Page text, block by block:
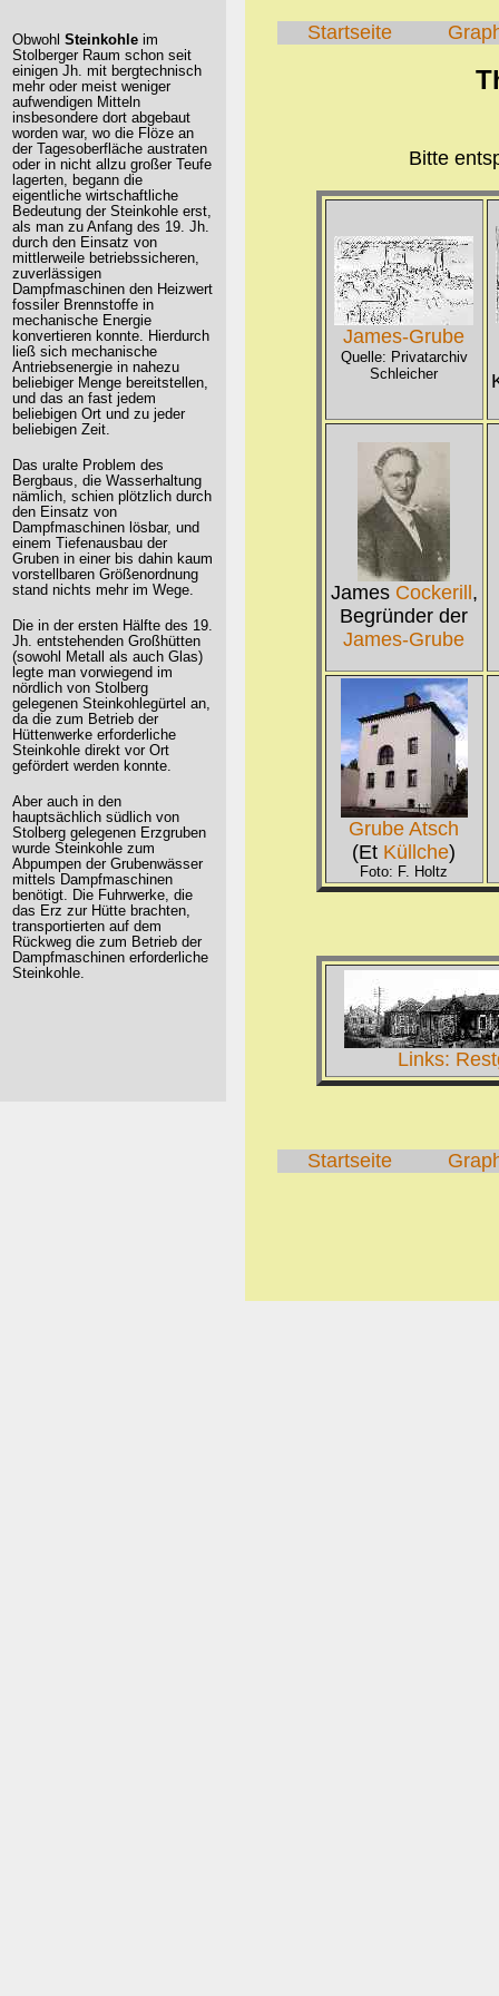
ObwohlSteinkohle im
Stolberger Raum schon seit
einigen Jh. mit bergtechnisch
mehr oder meist weniger
aufwendigen Mitteln
insbesondere dort abgebaut
worden war, wo die Flöze an
der Tagesoberfläche austraten
oder in nicht allzu großer Teufe
lagerten, begann die
eigentliche wirtschaftliche
Bedeutung der Steinkohle erst,
als man zu Anfang des 19. Jh.
durch den Einsatz von
mittlerweile betriebssicheren,
zuverlässigen
Dampfmaschinen den Heizwert
fossiler Brennstoffe in
mechanische Energie
konvertieren konnte. Hierdurch
ließ sich mechanische
Antriebsenergie in nahezu
beliebiger Menge bereitstellen,
und das an fast jedem
beliebigen Ort und zu jeder
beliebigen Zeit.
Das uralte Problem des
Bergbaus, die Wasserhaltung
nämlich, schien plötzlich durch
den Einsatz von
Dampfmaschinen lösbar, und
einem Tiefenausbau der
Gruben in einer bis dahin kaum
vorstellbaren Größenordnung
stand nichts mehr im Wege.
Die in der ersten Hälfte des 19.
Jh. entstehenden Großhütten
(sowohl Metall als auch Glas)
legte man vorwiegend im
nördlich von Stolberg
gelegenen Steinkohlegürtel an,
da die zum Betrieb der
Hüttenwerke erforderliche
Steinkohle direkt vor Ort
gefördert werden konnte.
Aber auch in den
hauptsächlich südlich von
Stolberg gelegenen Erzgruben
wurde Steinkohle zum
Abpumpen der Grubenwässer
mittels Dampfmaschinen
benötigt. Die Fuhrwerke, die
das Erz zur Hütte brachten,
transportierten auf dem
Rückweg die zum Betrieb der
Dampfmaschinen erforderliche
Steinkohle.
Startseite
Bitte
James-Grube
Quelle: Privatarchiv
Schleicher
James Cockerill,
Begründer der
James-Grube
Grube Atsch
(Et Küllche)
Foto: F. Holtz
Links:
Startseite